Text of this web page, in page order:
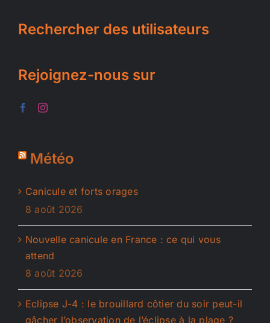
Rechercher des utilisateurs
Rejoignez-nous sur
Météo
Canicule et forts orages
8 août 2026
Nouvelle canicule en France : ce qui vous
attend
8 août 2026
Eclipse J-4 : le brouillard côtier du soir peut-il
gâcher l’observation de l’éclipse à la plage ?